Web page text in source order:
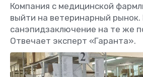
Компания с медицинской
выйти на ветеринарный
санэпидзаключение на те же
Отвечает эксперт «Гаранта».